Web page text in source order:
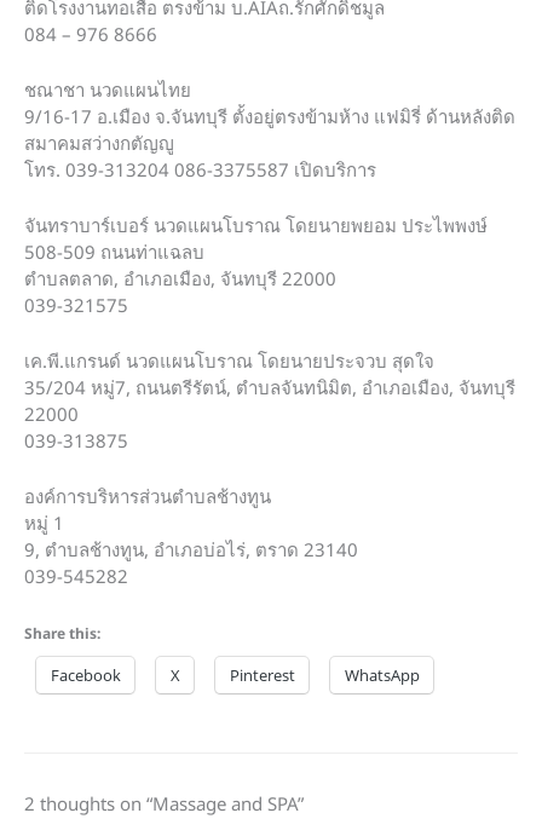
ติดโรงงานทอเสื่อ ตรงข้าม บ.AIAถ.รักศักดิ์ชมูล
084 – 976 8666
ชณาชา นวดแผนไทย
9/16-17 อ.เมือง จ.จันทบุรี ตั้งอยู่ตรงข้ามห้าง แฟมิรี่ ด้านหลังติด
สมาคมสว่างกตัญญู
โทร. 039-313204 086-3375587 เปิดบริการ
จันทราบาร์เบอร์ นวดแผนโบราณ โดยนายพยอม ประไพพงษ์
508-509 ถนนท่าแฉลบ
ตำบลตลาด, อำเภอเมือง, จันทบุรี 22000
039-321575
เค.พี.แกรนด์ นวดแผนโบราณ โดยนายประจวบ สุดใจ
35/204 หมู่7, ถนนตรีรัตน์, ตำบลจันทนิมิต, อำเภอเมือง, จันทบุรี
22000
039-313875
องค์การบริหารส่วนตำบลช้างทูน
หมู่ 1
9, ตำบลช้างทูน, อำเภอบ่อไร่, ตราด 23140
039-545282
Share this:
Facebook X Pinterest WhatsApp
2 thoughts on “Massage and SPA”